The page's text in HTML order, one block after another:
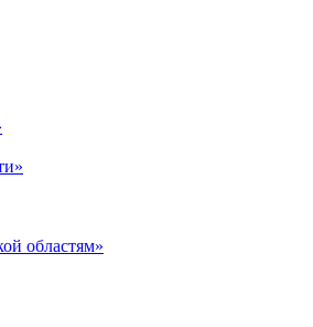
областям»